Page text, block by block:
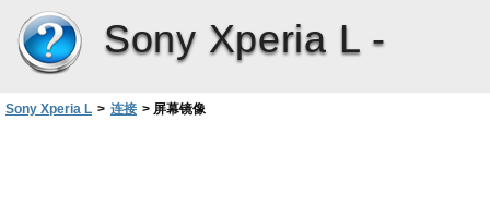
Sony Xperia L -
Sony Xperia L > 连接 > 屏幕镜像